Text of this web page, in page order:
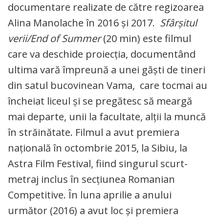
documentare realizate de către regizoarea
Alina Manolache în 2016 și 2017. Sfârșitul
verii/End of Summer(20 min) este filmul
care va deschide proiecția, documentând
ultima vară împreună a unei găști de tineri
din satul bucovinean Vama, care tocmai au
încheiat liceul și se pregătesc să meargă
mai departe, unii la facultate, alții la muncă
în străinătate. Filmul a avut premiera
națională în octombrie 2015, la Sibiu, la
Astra Film Festival, fiind singurul scurt-
metraj inclus în secțiunea Romanian
Competitive. În luna aprilie a anului
următor (2016) a avut loc și premiera